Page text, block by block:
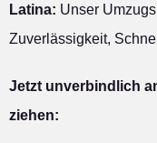
Latina: Unser
Zuverlässigkeit,
Jetzt unverbindlich
ziehen: